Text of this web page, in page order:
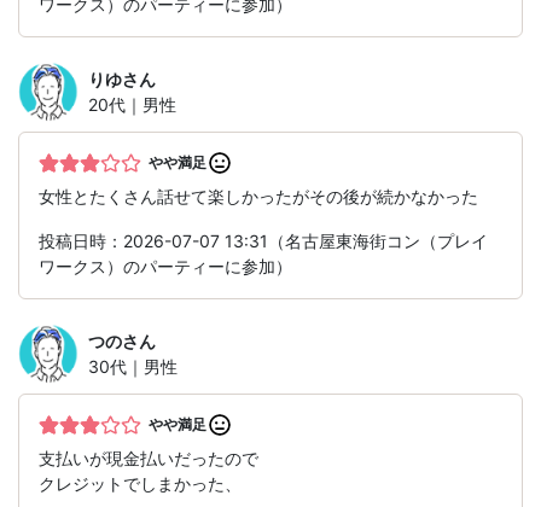
ワークス）のパーティーに参加）
りゆさん
20代｜男性
やや満足
女性とたくさん話せて楽しかったがその後が続かなかった
投稿日時：2026-07-07 13:31（名古屋東海街コン（プレイ
ワークス）のパーティーに参加）
つのさん
30代｜男性
やや満足
支払いが現金払いだったので
クレジットでしまかった、